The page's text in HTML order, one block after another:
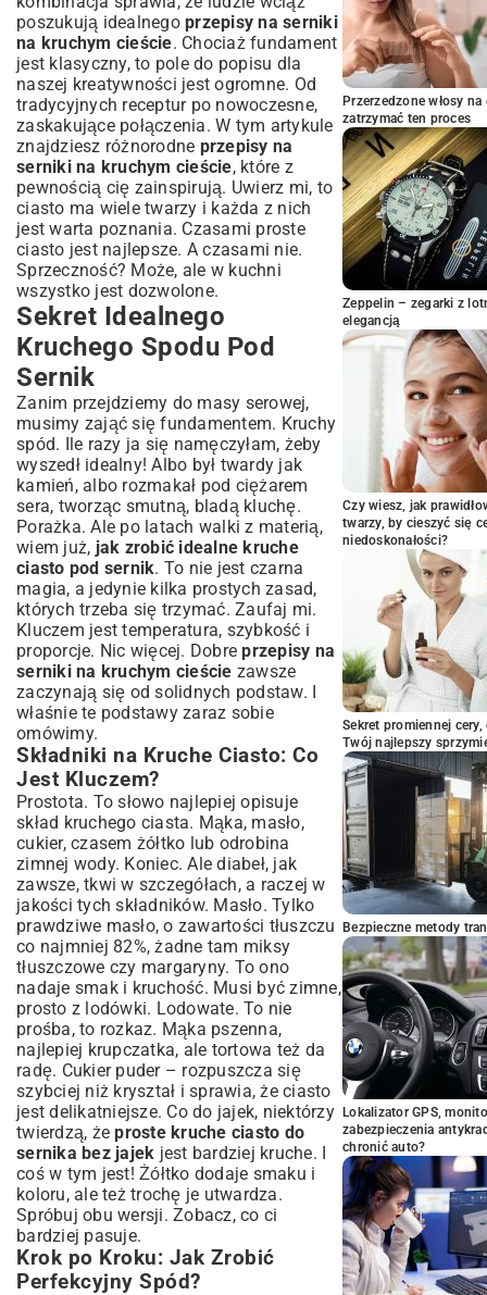
Kruchym Cieście
Sernik Czekoladowy na Kruchym Spodzie:
Dla Koneserów
Sernik Owocowy z Galaretką: Lekkość i
Świeżość
Porady Mistrza Cukiernictwa: Jak Upiec
Sernik Idealny?
Unikaj Pęknięć: Sekrety Gładkiej
Powierzchni
Czas i Temperatura Pieczenia: Klucz do
Sukcesu
Podawanie i Przechowywanie Sernika:
Aby Dłużej Cieszyć Się Smakiem
Podsumowanie: Twoja Podróż do
Świata Serników na Kruchym Cieście
poszukują idealnego przepisy na serniki
na kruchym cieście. Chociaż fundament
jest klasyczny, to pole do popisu dla
naszej kreatywności jest ogromne. Od
tradycyjnych receptur po nowoczesne,
zaskakujące połączenia. W tym artykule
znajdziesz różnorodne przepisy na
serniki na kruchym cieście, które z
pewnością cię zainspirują. Uwierz mi, to
ciasto ma wiele twarzy i każda z nich
jest warta poznania. Czasami proste
ciasto jest najlepsze. A czasami nie.
Sprzeczność? Może, ale w kuchni
wszystko jest dozwolone.
Sekret Idealnego
Kruchego Spodu Pod
Sernik
Zanim przejdziemy do masy serowej,
musimy zająć się fundamentem. Kruchy
spód. Ile razy ja się namęczyłam, żeby
wyszedł idealny! Albo był twardy jak
kamień, albo rozmakał pod ciężarem
sera, tworząc smutną, bladą kluchę.
Porażka. Ale po latach walki z materią,
wiem już, jak zrobić idealne kruche
ciasto pod sernik. To nie jest czarna
magia, a jedynie kilka prostych zasad,
których trzeba się trzymać. Zaufaj mi.
Kluczem jest temperatura, szybkość i
proporcje. Nic więcej. Dobreprzepisy na
serniki na kruchym cieście zawsze
zaczynają się od solidnych podstaw. I
właśnie te podstawy zaraz sobie
omówimy.
Składniki na Kruche Ciasto: Co
Jest Kluczem?
Prostota. To słowo najlepiej opisuje
skład kruchego ciasta. Mąka, masło,
cukier, czasem żółtko lub odrobina
zimnej wody. Koniec. Ale diabeł, jak
zawsze, tkwi w szczegółach, a raczej w
jakości tych składników. Masło. Tylko
prawdziwe masło, o zawartości tłuszczu
co najmniej 82%, żadne tam miksy
tłuszczowe czy margaryny. To ono
nadaje smak i kruchość. Musi być zimne,
prosto z lodówki. Lodowate. To nie
prośba, to rozkaz. Mąka pszenna,
najlepiej krupczatka, ale tortowa też da
radę. Cukier puder – rozpuszcza się
szybciej niż kryształ i sprawia, że ciasto
jest delikatniejsze. Co do jajek, niektórzy
twierdzą, żeproste kruche ciasto do
sernika bez jajek jest bardziej kruche. I
coś w tym jest! Żółtko dodaje smaku i
koloru, ale też trochę je utwardza.
Spróbuj obu wersji. Zobacz, co ci
bardziej pasuje.
Krok po Kroku: Jak Zrobić
Perfekcyjny Spód?
Przerzedzone włosy
zatrzymać ten proces
Zeppelin – zegarki z
elegancją
Czy wiesz, jak
twarzy, by cieszyć się
niedoskonałości?
Sekret promiennej
Twój najlepszy
Bezpieczne metody
Lokalizator GPS,
zabezpieczenia
chronić auto?